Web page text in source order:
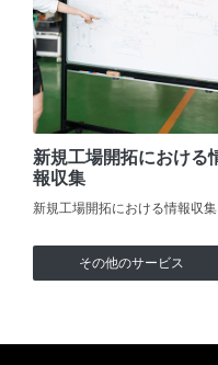
新規工場開拓における
報収集
新規工場開拓における情報収集
その他のサービス